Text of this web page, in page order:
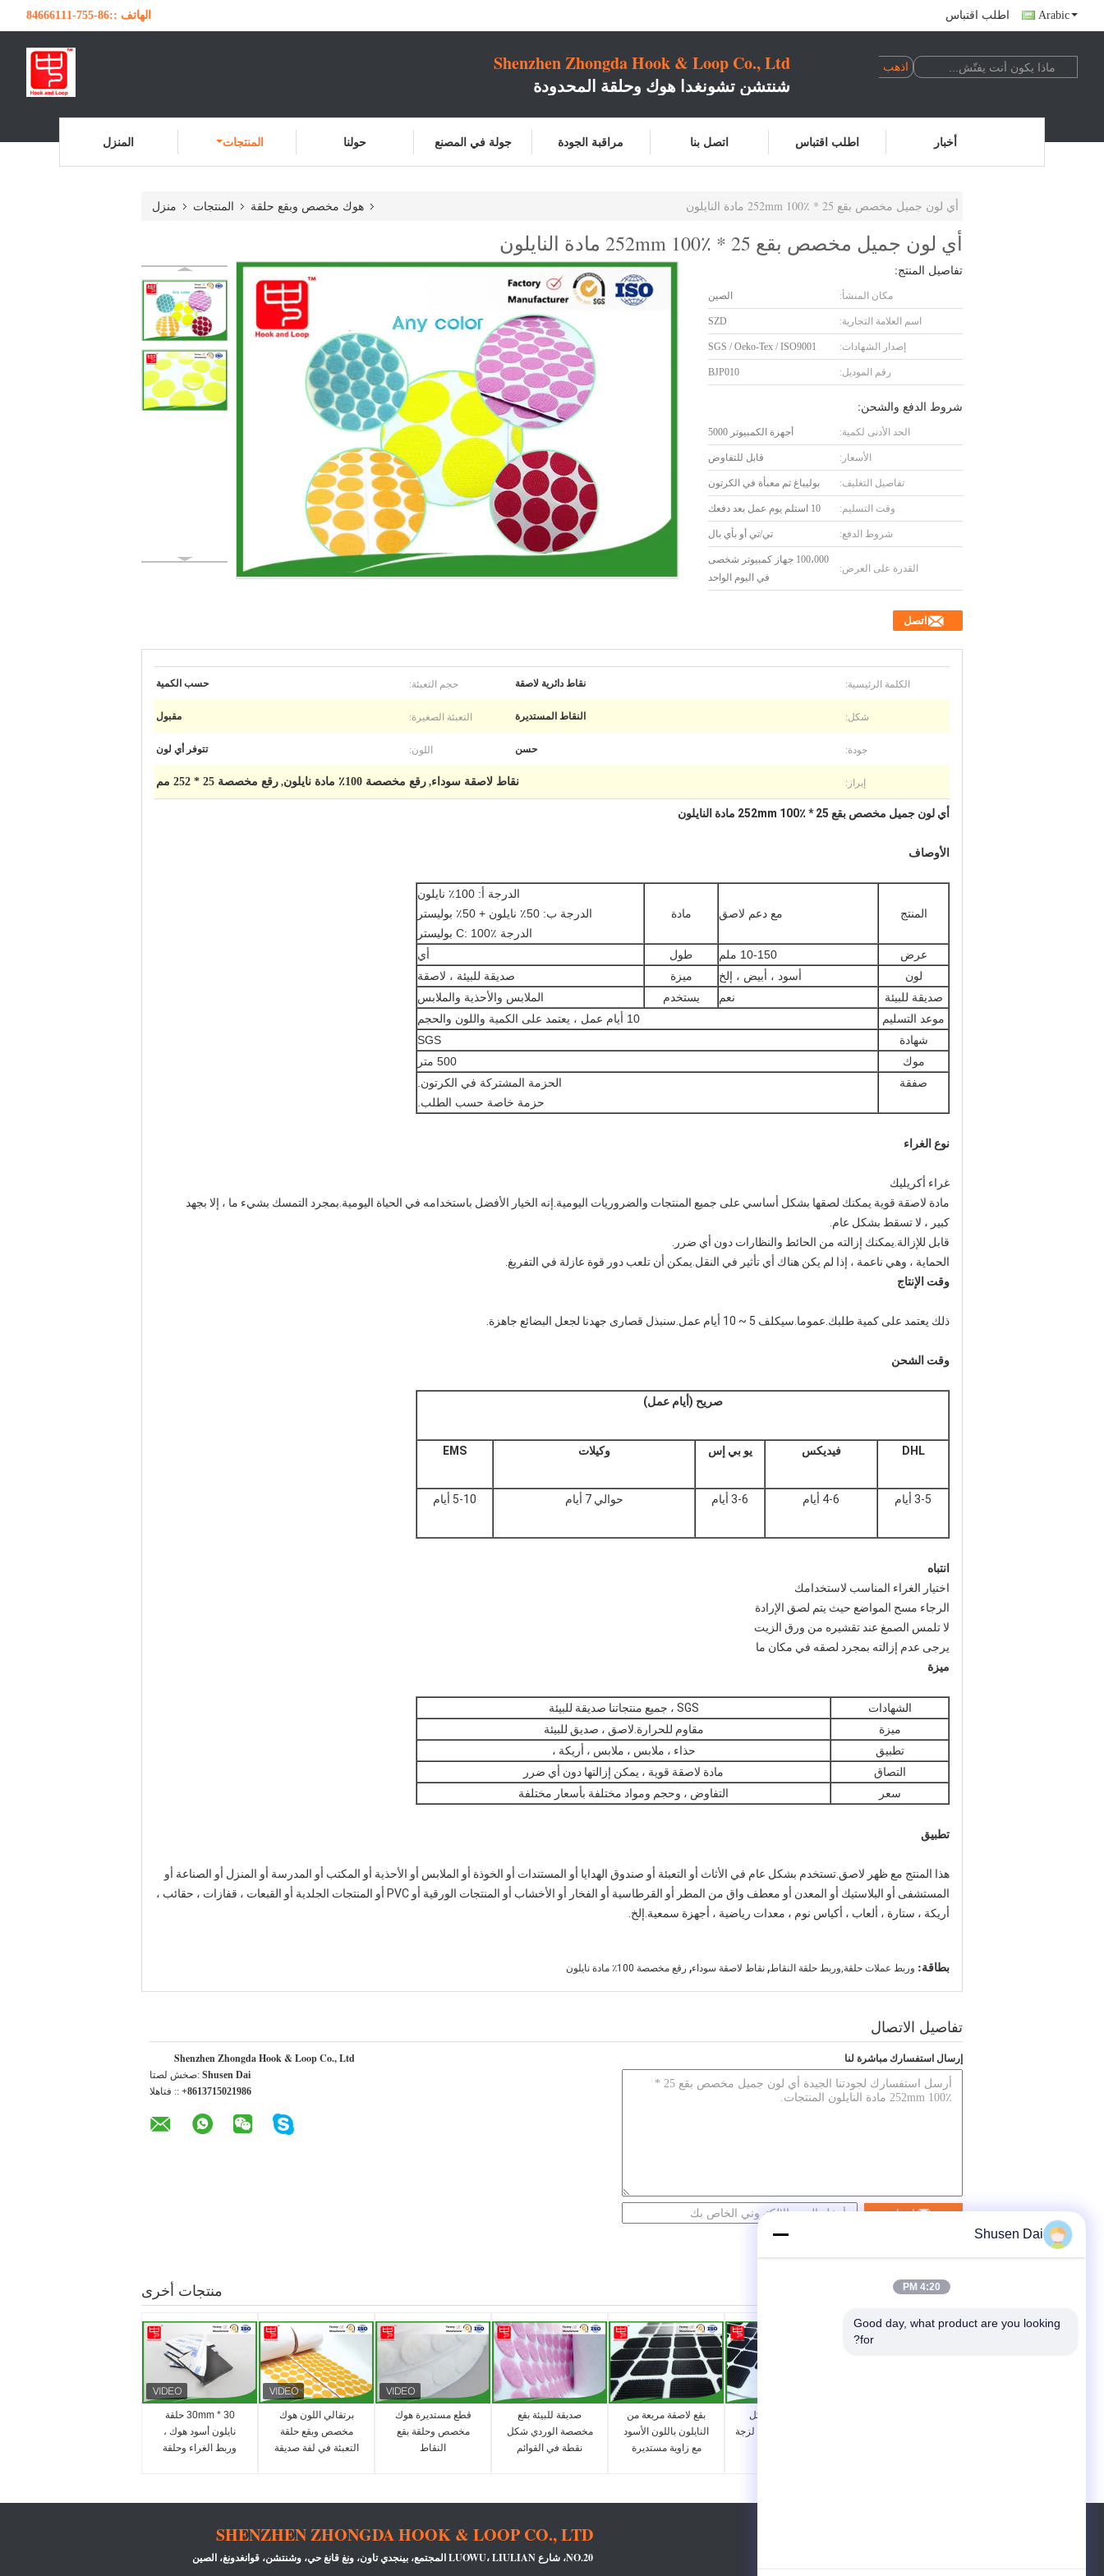
الهاتف ::86-755-84666111 اطلب اقتباس Arabic
Shenzhen Zhongda Hook & Loop Co., Ltd
شنتشن تشونغدا هوك وحلقة المحدودة
المنزل المنتجات حولنا جولة في المصنع مراقبة الجودة اتصل بنا اطلب اقتباس أخبار
منزل المنتجات هوك مخصص وبقع حلقة أي لون جميل مخصص بقع 25 * 252mm 100٪ مادة النايلون
أي لون جميل مخصص بقع 25 * 252mm 100٪ مادة النايلون
تفاصيل المنتج:
مكان المنشأ: الصين
اسم العلامة التجارية: SZD
إصدار الشهادات: SGS / Oeko-Tex / ISO9001
رقم الموديل: BJP010
شروط الدفع والشحن:
الحد الأدنى لكمية: أجهزة الكمبيوتر 5000
الأسعار: قابل للتفاوض
تفاصيل التغليف: بوليباغ ثم معبأة في الكرتون
وقت التسليم: 10 استلم يوم عمل بعد دفعك
شروط الدفع: تي/تي أو بأي بال
القدرة على العرض:
100،000 جهاز كمبيوتر شخصى
في اليوم الواحد
اتصل
الكلمة الرئيسية: نقاط دائرية لاصقة حجم التعبئة: حسب الكمية
شكل: النقاط المستديرة التعبئة الصغيرة: مقبول
جودة: حسن اللون: تتوفر أي لون
إبراز: نقاط لاصقة سوداء, رقع مخصصة 100٪ مادة نايلون , رقع مخصصة 25 * 252 مم
أي لون جميل مخصص بقع 25 * 252mm 100٪ مادة النايلون
الأوصاف
المنتج مع دعم لاصق مادة
الدرجة أ: 100٪ نايلون
الدرجة ب: 50٪ نايلون + 50٪ بوليستر
الدرجة C: 100٪ بوليستر
عرض
10-150 ملم طول
أي
لون
أسود ، أبيض ، إلخ ميزة
صديقة للبيئة ، لاصقة
صديقة للبيئة
نعم يستخدم
الملابس والأحذية والملابس
موعد التسليم
10 أيام عمل ، يعتمد على الكمية واللون والحجم
شهادة
SGS
موك
500 متر
صفقة
الحزمة المشتركة في الكرتون.
حزمة خاصة حسب الطلب.
نوع الغراء
غراء أكريليك
مادة لاصقة قوية يمكنك لصقها بشكل أساسي على جميع المنتجات والضروريات اليومية.إنه الخيار الأفضل باستخدامه في الحياة اليومية.بمجرد التمسك بشيء ما ، إلا بجهد
كبير ، لا تسقط بشكل عام.
قابل للإزالة.يمكنك إزالته من الحائط والنظارات دون أي ضرر.
الحماية ، وهي ناعمة ، إذا لم يكن هناك أي تأثير في النقل.يمكن أن تلعب دور قوة عازلة في التفريغ.
وقت الإنتاج
ذلك يعتمد على كمية طلبك.عموما.سيكلف 5 ~ 10 أيام عمل.سنبذل قصارى جهدنا لجعل البضائع جاهزة.
وقت الشحن
صريح (أيام عمل)
DHL فيديكس يو بي إس وكيلات EMS
3-5 أيام 4-6 أيام 3-6 أيام حوالي 7 أيام 5-10 أيام
انتباه
اختيار الغراء المناسب لاستخدامك
الرجاء مسح المواضع حيث يتم لصق الإرادة
لا تلمس الصمغ عند تقشيره من ورق الزيت
يرجى عدم إزالته بمجرد لصقه في مكان ما
ميزة
الشهادات
SGS ، جميع منتجاتنا صديقة للبيئة
ميزة
مقاوم للحرارة.لاصق ، صديق للبيئة
تطبيق
حذاء ، ملابس ، ملابس ، أريكة ،
التصاق
مادة لاصقة قوية ، يمكن إزالتها دون أي ضرر
سعر
التفاوض ، وحجم ومواد مختلفة بأسعار مختلفة
تطبيق
هذا المنتج مع ظهر لاصق.تستخدم بشكل عام في الأثاث أو التعبئة أو صندوق الهدايا أو المستندات أو الخوذة أو الملابس أو الأحذية أو المكتب أو المدرسة أو المنزل أو الصناعة أو
المستشفى أو البلاستيك أو المعدن أو معطف واق من المطر أو القرطاسية أو الفخار أو الأخشاب أو المنتجات الورقية أو PVC أو المنتجات الجلدية أو القبعات ، قفازات ، حقائب ،
أريكة ، ستارة ، ألعاب ، أكياس نوم ، معدات رياضية ، أجهزة سمعية.إلخ.
بطاقة: وربط عملات حلقة,وربط حلقة النقاط, نقاط لاصقة سوداء, رقع مخصصة 100٪ مادة نايلون
تفاصيل الاتصال
Shenzhen Zhongda Hook & Loop Co., Ltd
اتصل شخص: Shusen Dai
الهاتف :: +8613715021986
إرسال استفسارك مباشرة لنا
اتصل
منتجات أخرى
30 * 30mm حلقة
نايلون أسود هوك ،
وربط الغراء وحلقة
برتقالي اللون هوك
مخصص وبقع حلقة
التعبئة في لفة صديقة
قطع مستديرة هوك
مخصص وحلقة بقع
النقاط
صديقة للبيئة بقع
مخصصة الوردي شكل
نقطة في القوائم
بقع لاصقة مربعة من
النايلون باللون الأسود
مع زاوية مستديرة
بقع مربعة الشكل
مخصصة / قطع بقع لزجة
SHENZHEN ZHONGDA HOOK & LOOP CO., LTD
NO.20، شارع LUOWU، LIULIAN المجتمع، بينجدي تاون، ونغ قانغ حي، وشنتشن، قوانغدونغ، الصين
Shusen Dai
4:20 PM
Good day, what product are you looking
for?